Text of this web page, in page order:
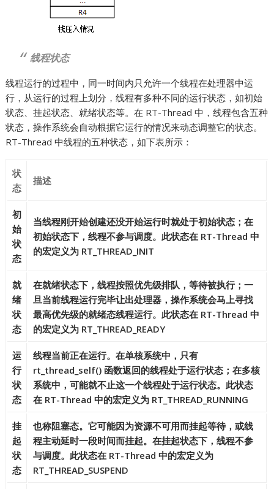
线程状态
线程运行的过程中，同一时间内只允许一个线程在处理器中运
行，从运行的过程上划分，线程有多种不同的运行状态，如初始
状态、挂起状态、就绪状态等。在 RT-Thread 中，线程包含五种
状态，操作系统会自动根据它运行的情况来动态调整它的状态。
RT-Thread 中线程的五种状态，如下表所示：
状
态
描述
初
始
状
态
当线程刚开始创建还没开始运行时就处于初始状态；在
初始状态下，线程不参与调度。此状态在 RT-Thread 中
的宏定义为 RT_THREAD_INIT
就
绪
状
态
在就绪状态下，线程按照优先级排队，等待被执行；一
旦当前线程运行完毕让出处理器，操作系统会马上寻找
最高优先级的就绪态线程运行。此状态在 RT-Thread 中
的宏定义为 RT_THREAD_READY
运
行
状
态
线程当前正在运行。在单核系统中，只有
rt_thread_self() 函数返回的线程处于运行状态；在多核
系统中，可能就不止这一个线程处于运行状态。此状态
在 RT-Thread 中的宏定义为 RT_THREAD_RUNNING
挂
起
状
态
也称阻塞态。它可能因为资源不可用而挂起等待，或线
程主动延时一段时间而挂起。在挂起状态下，线程不参
与调度。此状态在 RT-Thread 中的宏定义为
RT_THREAD_SUSPEND